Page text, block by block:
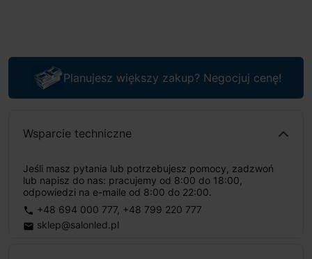
Planujesz większy zakup? Negocjuj cenę!
Wsparcie techniczne
Jeśli masz pytania lub potrzebujesz pomocy, zadzwoń
lub napisz do nas: pracujemy od 8:00 do 18:00,
odpowiedzi na e-maile od 8:00 do 22:00.
phone +48 694 000 777, +48 799 220 777
email sklep@salonled.pl